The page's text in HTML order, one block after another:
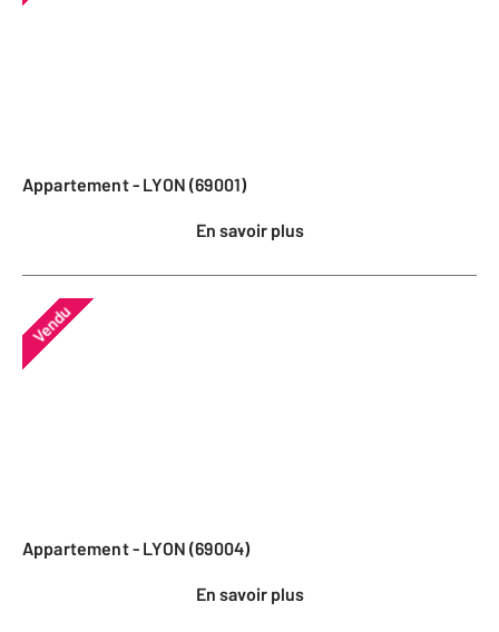
Appartement - LYON (69001)
En savoir plus
Vendu
Appartement - LYON (69004)
En savoir plus